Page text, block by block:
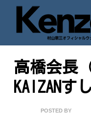
七転八起 – 村
村山憲三ウェブサイト
高橋会長
KAIZANす
Author
POSTED BY